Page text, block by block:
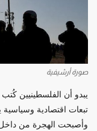
صورة أرشيفية
يبدو أن الفلسطينيين كُتب
تبعات اقتصادية
وأصبحت الهجرة من داخل